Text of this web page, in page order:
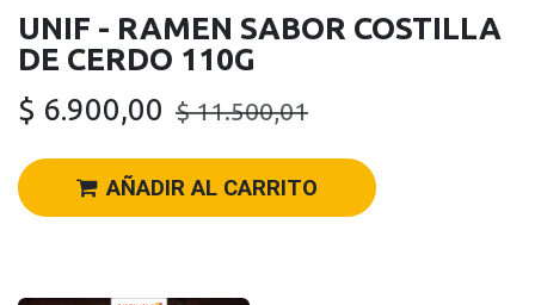
UNIF - RAMEN SABOR COSTILLA
DE CERDO 110G
$ 6.900,00 $11.500,01
AÑADIR AL CARRITO